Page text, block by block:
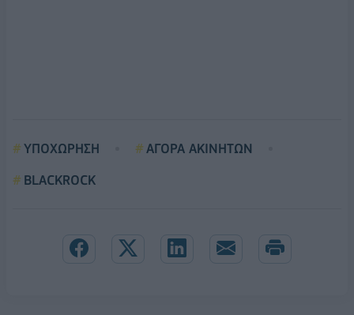
ΥΠΟΧΩΡΗΣΗ
ΑΓΟΡΑ ΑΚΙΝΗΤΩΝ
BLACKROCK